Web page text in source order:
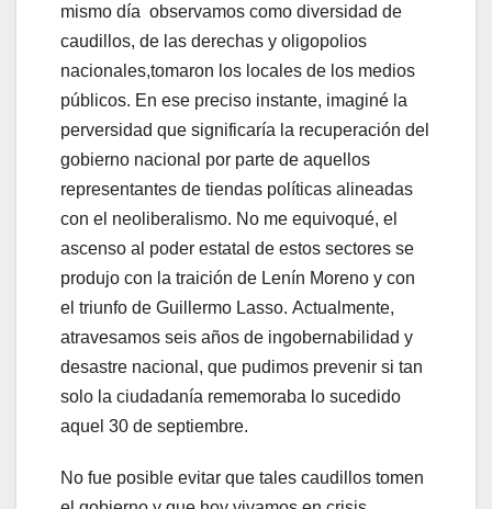
mismo día observamos como diversidad de
caudillos, de las derechas y oligopolios
nacionales,tomaron los locales de los medios
públicos. En ese preciso instante, imaginé la
perversidad que significaría la recuperación del
gobierno nacional por parte de aquellos
representantes de tiendas políticas alineadas
con el neoliberalismo. No me equivoqué, el
ascenso al poder estatal de estos sectores se
produjo con la traición de Lenín Moreno y con
el triunfo de Guillermo Lasso. Actualmente,
atravesamos seis años de ingobernabilidad y
desastre nacional, que pudimos prevenir si tan
solo la ciudadanía rememoraba lo sucedido
aquel 30 de septiembre.
No fue posible evitar que tales caudillos tomen